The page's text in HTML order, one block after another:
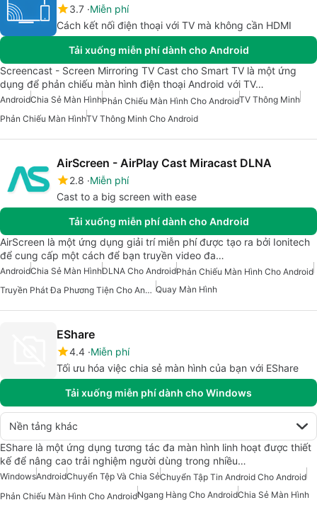
3.7 Miễn phí
Cách kết nối điện thoại với TV mà không cần HDMI
Tải xuống miễn phí dành cho Android
Screencast - Screen Mirroring TV Cast cho Smart TV là một ứng
dụng để phản chiếu màn hình điện thoại Android với TV…
AndroidChia Sẻ Màn HìnhPhản Chiếu Màn Hình Cho AndroidTV Thông Minh
Phản Chiếu Màn HìnhTV Thông Minh Cho Android
AirScreen - AirPlay Cast Miracast DLNA
2.8 Miễn phí
Cast to a big screen with ease
Tải xuống miễn phí dành cho Android
AirScreen là một ứng dụng giải trí miễn phí được tạo ra bởi Ionitech
để cung cấp một cách để bạn truyền video đa…
AndroidChia Sẻ Màn HìnhDLNA Cho AndroidPhản Chiếu Màn Hình Cho Android
Truyền Phát Đa Phương Tiện Cho Android Quay Màn Hình
EShare
4.4 Miễn phí
Tối ưu hóa việc chia sẻ màn hình của bạn với EShare
Tải xuống miễn phí dành cho Windows
Nền tảng khác
EShare là một ứng dụng tương tác đa màn hình linh hoạt được thiết
kế để nâng cao trải nghiệm người dùng trong nhiều…
WindowsAndroidChuyển Tệp Và Chia SẻChuyển Tập Tin Android Cho Android
Phản Chiếu Màn Hình Cho AndroidNgang Hàng Cho AndroidChia Sẻ Màn Hình